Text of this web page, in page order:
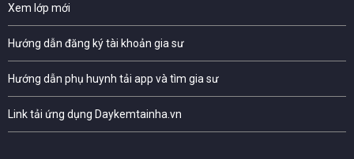
Xem lớp mới
Hướng dẫn đăng ký tài khoản gia sư
Hướng dẫn phụ huynh tải app và tìm gia sư
Link tải ứng dụng Daykemtainha.vn